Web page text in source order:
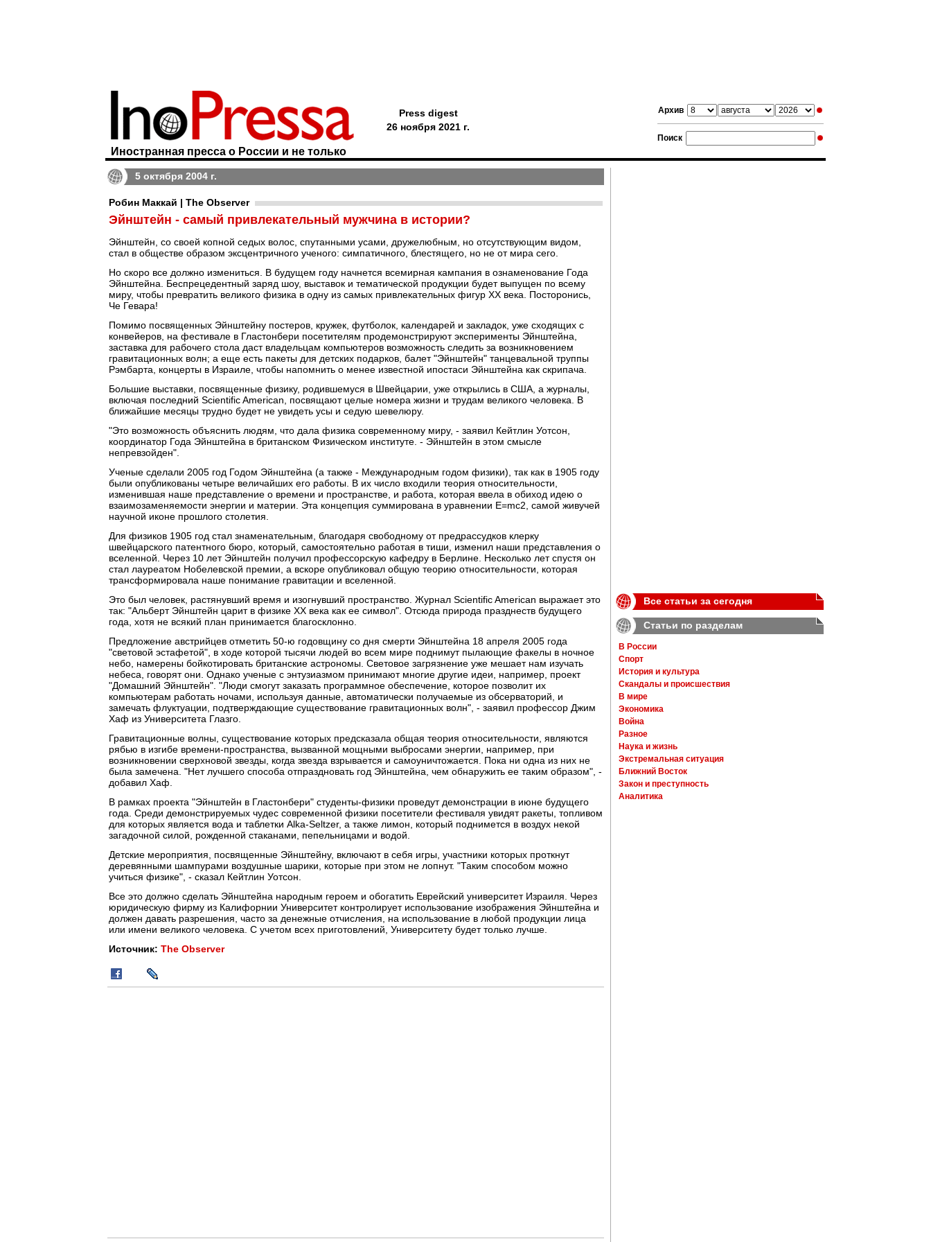
Архив
Поиск
Иностранная пресса о России и не только
Press digest
26 ноября 2021 г.
5 октября 2004 г.
Робин Маккай | The Observer
Эйнштейн - самый привлекательный мужчина в истории?
Эйнштейн, со своей копной седых волос, спутанными усами, дружелюбным, но отсутствующим видом,
стал в обществе образом эксцентричного ученого: симпатичного, блестящего, но не от мира сего.
Но скоро все должно измениться. В будущем году начнется всемирная кампания в ознаменование Года
Эйнштейна. Беспрецедентный заряд шоу, выставок и тематической продукции будет выпущен по всему
миру, чтобы превратить великого физика в одну из самых привлекательных фигур XX века. Посторонись,
Че Гевара!
Помимо посвященных Эйнштейну постеров, кружек, футболок, календарей и закладок, уже сходящих с
конвейеров, на фестивале в Гластонбери посетителям продемонстрируют эксперименты Эйнштейна,
заставка для рабочего стола даст владельцам компьютеров возможность следить за возникновением
гравитационных волн; а еще есть пакеты для детских подарков, балет "Эйнштейн" танцевальной труппы
Рэмбарта, концерты в Израиле, чтобы напомнить о менее известной ипостаси Эйнштейна как скрипача.
Большие выставки, посвященные физику, родившемуся в Швейцарии, уже открылись в США, а журналы,
включая последний Scientific American, посвящают целые номера жизни и трудам великого человека. В
ближайшие месяцы трудно будет не увидеть усы и седую шевелюру.
"Это возможность объяснить людям, что дала физика современному миру, - заявил Кейтлин Уотсон,
координатор Года Эйнштейна в британском Физическом институте. - Эйнштейн в этом смысле
непревзойден".
Ученые сделали 2005 год Годом Эйнштейна (а также - Международным годом физики), так как в 1905 году
были опубликованы четыре величайших его работы. В их число входили теория относительности,
изменившая наше представление о времени и пространстве, и работа, которая ввела в обиход идею о
взаимозаменяемости энергии и материи. Эта концепция суммирована в уравнении E=mc2, самой живучей
научной иконе прошлого столетия.
Для физиков 1905 год стал знаменательным, благодаря свободному от предрассудков клерку
швейцарского патентного бюро, который, самостоятельно работая в тиши, изменил наши представления о
вселенной. Через 10 лет Эйнштейн получил профессорскую кафедру в Берлине. Несколько лет спустя он
стал лауреатом Нобелевской премии, а вскоре опубликовал общую теорию относительности, которая
трансформировала наше понимание гравитации и вселенной.
Это был человек, растянувший время и изогнувший пространство. Журнал Scientific American выражает это
так: "Альберт Эйнштейн царит в физике XX века как ее символ". Отсюда природа празднеств будущего
года, хотя не всякий план принимается благосклонно.
Предложение австрийцев отметить 50-ю годовщину со дня смерти Эйнштейна 18 апреля 2005 года
"световой эстафетой", в ходе которой тысячи людей во всем мире поднимут пылающие факелы в ночное
небо, намерены бойкотировать британские астрономы. Световое загрязнение уже мешает нам изучать
небеса, говорят они. Однако ученые с энтузиазмом принимают многие другие идеи, например, проект
"Домашний Эйнштейн". "Люди смогут заказать программное обеспечение, которое позволит их
компьютерам работать ночами, используя данные, автоматически получаемые из обсерваторий, и
замечать флуктуации, подтверждающие существование гравитационных волн", - заявил профессор Джим
Хаф из Университета Глазго.
Гравитационные волны, существование которых предсказала общая теория относительности, являются
рябью в изгибе времени-пространства, вызванной мощными выбросами энергии, например, при
возникновении сверхновой звезды, когда звезда взрывается и самоуничтожается. Пока ни одна из них не
была замечена. "Нет лучшего способа отпраздновать год Эйнштейна, чем обнаружить ее таким образом", -
добавил Хаф.
В рамках проекта "Эйнштейн в Гластонбери" студенты-физики проведут демонстрации в июне будущего
года. Среди демонстрируемых чудес современной физики посетители фестиваля увидят ракеты, топливом
для которых является вода и таблетки Alka-Seltzer, а также лимон, который поднимется в воздух некой
загадочной силой, рожденной стаканами, пепельницами и водой.
Детские мероприятия, посвященные Эйнштейну, включают в себя игры, участники которых проткнут
деревянными шампурами воздушные шарики, которые при этом не лопнут. "Таким способом можно
учиться физике", - сказал Кейтлин Уотсон.
Все это должно сделать Эйнштейна народным героем и обогатить Еврейский университет Израиля. Через
юридическую фирму из Калифорнии Университет контролирует использование изображения Эйнштейна и
должен давать разрешения, часто за денежные отчисления, на использование в любой продукции лица
или имени великого человека. С учетом всех приготовлений, Университету будет только лучше.
Источник: The Observer
Все статьи за сегодня
Статьи по разделам
В России
Спорт
История и культура
Скандалы и происшествия
В мире
Экономика
Война
Разное
Наука и жизнь
Экстремальная ситуация
Ближний Восток
Закон и преступность
Аналитика